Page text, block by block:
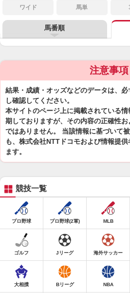
ワイド 馬単
馬番順
注意事項
結果・成績・オッズなどのデータは、
し確認してください。
本サイトのページ上に掲載されている
期しておりますが、その内容の正確性
ではありません。 当該情報に基づいて
も、株式会社NTTドコモおよび情報提
ます。
競技一覧
プロ野球 プロ野球(2軍) MLB
ゴルフ Jリーグ 海外サッカー
大相撲 Bリーグ NBA